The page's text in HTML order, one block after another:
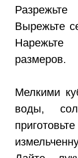
Вырежьте
размеров.
Мелкими
воды,